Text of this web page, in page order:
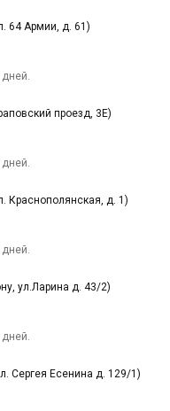
64 Армии, д. 61)
проезд, 3Е)
Краснополянская, д. 1)
ул.Ларина д. 43/2)
Сергея Есенина д. 129/1)